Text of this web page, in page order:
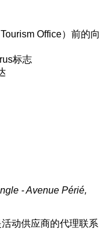
Office）前的向
标志
- Avenue Périé,
活动供应商的代理联系